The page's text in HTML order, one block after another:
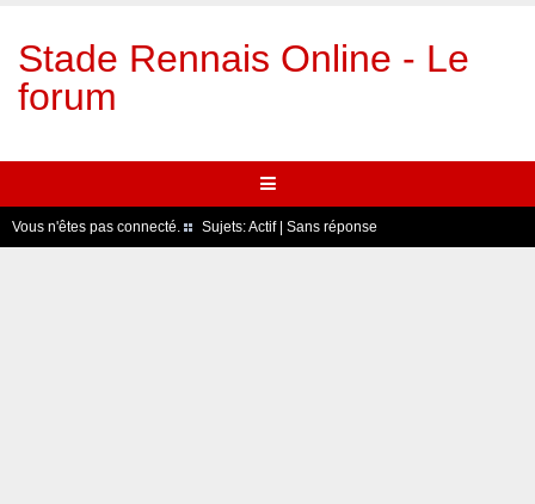
Stade Rennais Online - Le
forum
Vous n'êtes pas connecté. Sujets:Actif| Sans réponse